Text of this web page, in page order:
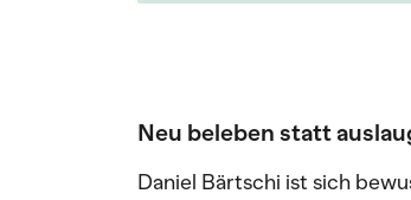
Neu beleben statt
Daniel Bärtschi ist sich